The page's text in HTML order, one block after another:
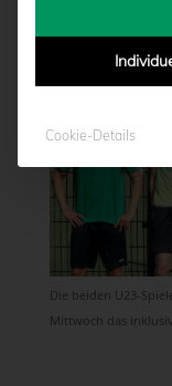
Die beiden U23-
Mittwoch das
Cookie-Details